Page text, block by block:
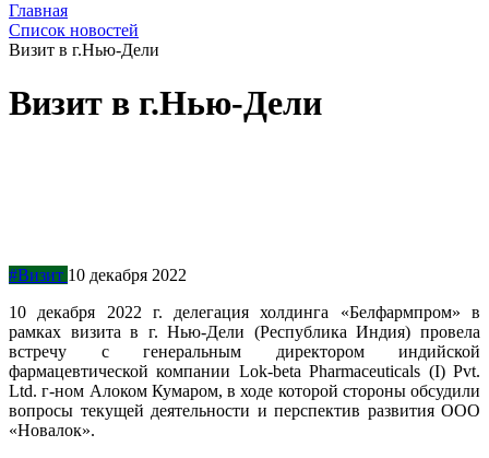
Главная
Список новостей
Визит в г.Нью-Дели
Визит в г.Нью-Дели
#Визит 10 декабря 2022
10 декабря 2022 г. делегация холдинга «Белфармпром» в
рамках визита в г. Нью-Дели (Республика Индия) провела
встречу с генеральным директором индийской
фармацевтической компании Lok-beta Pharmaceuticals (I) Pvt.
Ltd. г-ном Алоком Кумаром, в ходе которой стороны обсудили
вопросы текущей деятельности и перспектив развития ООО
«Новалок».